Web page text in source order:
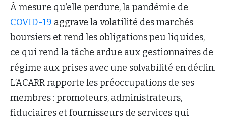
À mesure qu’elle perdure, la pandémie de
COVID-19 aggrave la volatilité des marchés
boursiers et rend les obligations peu liquides,
ce qui rend la tâche ardue aux gestionnaires de
régime aux prises avec une solvabilité en déclin.
L’ACARR rapporte les préoccupations de ses
membres : promoteurs, administrateurs,
fiduciaires et fournisseurs de services qui